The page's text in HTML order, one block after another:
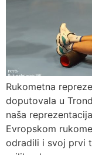
Rukometna
doputovala u
naša
Evropskom
odradili i svoj prvi